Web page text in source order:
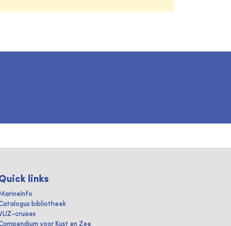
links
bibliotheek
cruises
voor Kust en Zee